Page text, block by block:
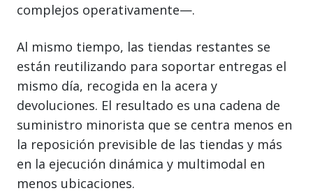
complejos operativamente—.
Al mismo tiempo, las tiendas restantes se
están reutilizando para soportar entregas el
mismo día, recogida en la acera y
devoluciones. El resultado es una cadena de
suministro minorista que se centra menos en
la reposición previsible de las tiendas y más
en la ejecución dinámica y multimodal en
menos ubicaciones.